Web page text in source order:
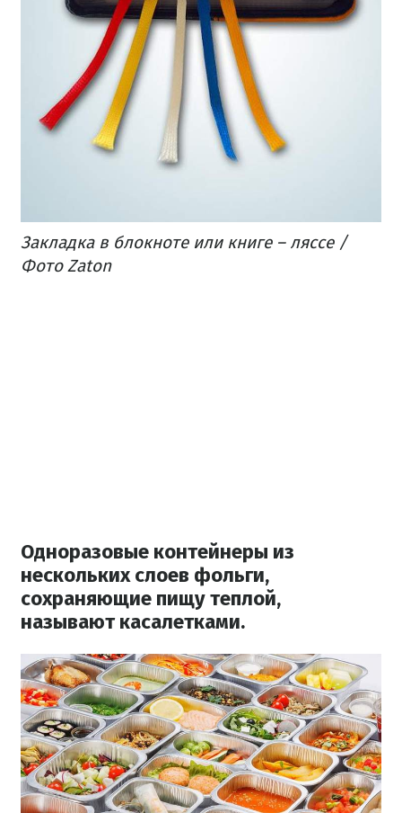
Закладка в блокноте или книге – ляссе /
Фото Zaton
Одноразовые контейнеры из
нескольких слоев фольги,
сохраняющие пищу теплой,
называют касалетками.